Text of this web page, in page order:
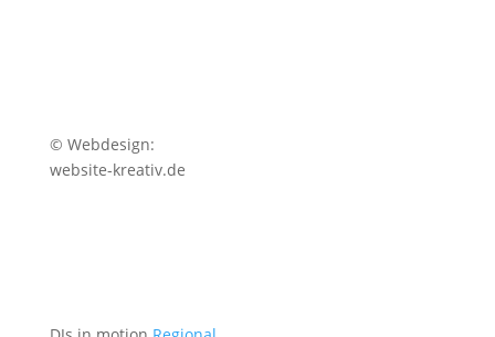
© Webdesign:
website-kreativ.de